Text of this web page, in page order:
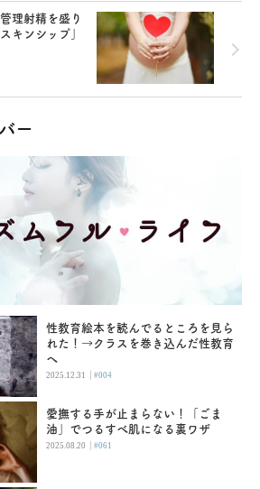
理射精を盛り
キンシップ」
ー
性教育絵本を読んでるところを見ら
れた！→クラスを巻き込んだ性教育
へ
2025.12.31 |#004
愛撫する手が止まらない！「ごま
油」でつるすべ肌になる裏ワザ
2025.08.20 |#061